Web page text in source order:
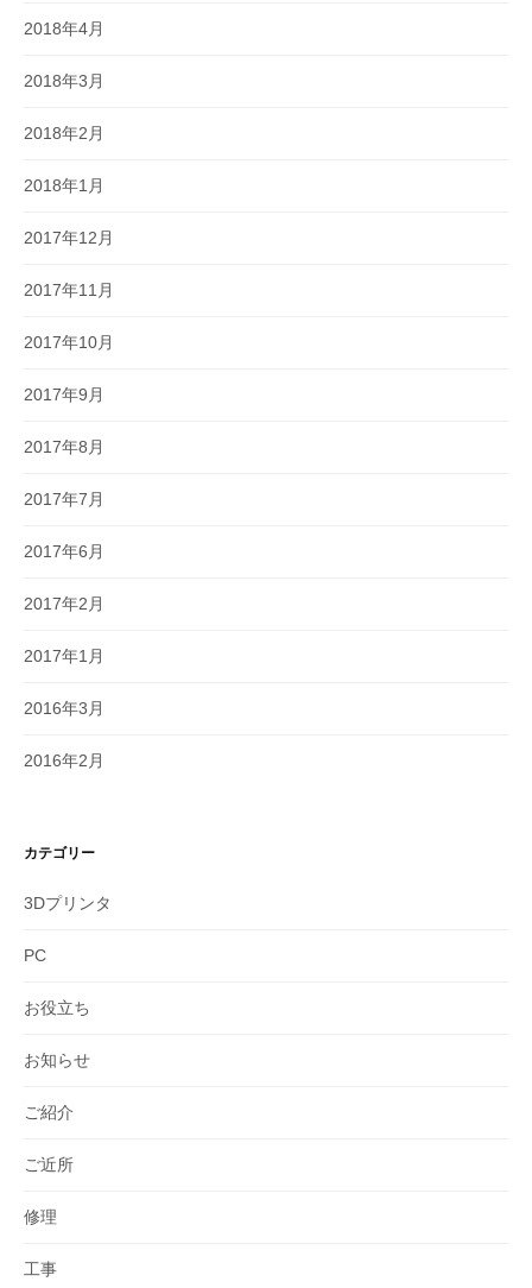
2018年4月
2018年3月
2018年2月
2018年1月
2017年12月
2017年11月
2017年10月
2017年9月
2017年8月
2017年7月
2017年6月
2017年2月
2017年1月
2016年3月
2016年2月
カテゴリー
3Dプリンタ
PC
お役立ち
お知らせ
ご紹介
ご近所
修理
工事